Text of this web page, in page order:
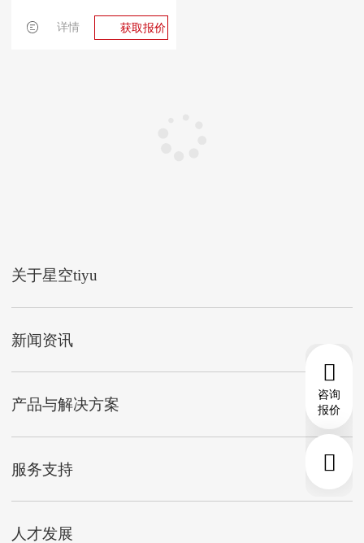
详情 获取报价
关于星空tiyu
新闻资讯
产品与解决方案
服务支持
人才发展
咨询
报价